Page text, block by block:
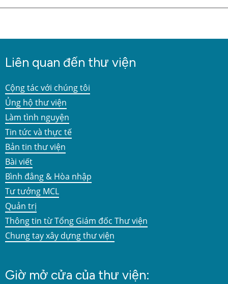
Liên quan đến thư viện
Cộng tác với chúng tôi
Ủng hộ thư viện
Làm tình nguyện
Tin tức và thực tế
Bản tin thư viện
Bài viết
Bình đẳng & Hòa nhập
Tư tưởng MCL
Quản trị
Thông tin từ Tổng Giám đốc Thư viện
Chung tay xây dựng thư viện
Giờ mở cửa của thư viện: